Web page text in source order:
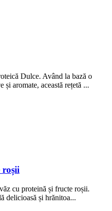
Dulce. Având la bază o
aromate, această rețetă ...
roșii
cu proteină și fructe roșii.
delicioasă și hrănitoa...